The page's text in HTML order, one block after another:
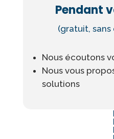
Pendant
(gratuit,
Nous écoutons
Nous vous
solutions